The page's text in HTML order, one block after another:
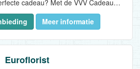
Op zoek naar hét perfecte cadeau? Met de VVV Cadeaukaart geef je een wereld aan cadeaus en oneindig veel belevenissen. Van woonwinkel tot wellness en van speelgoed tot pretpark!..
Meer informatie
Euroflorist